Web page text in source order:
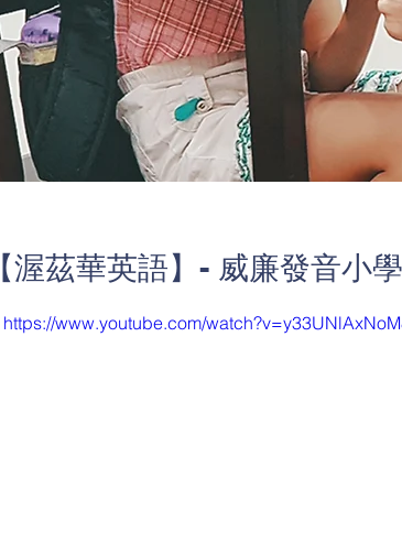
【渥茲華英語】- 威廉發音小
https://www.youtube.com/